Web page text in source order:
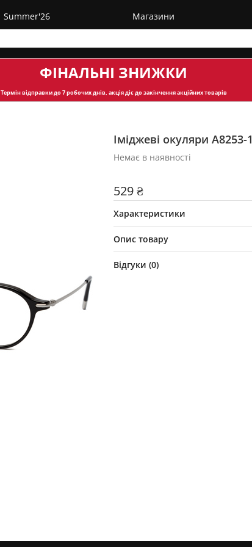
Summer'26 Магазини
ФІНАЛЬНІ ЗНИЖКИ
Термін відправкидо 7 робочих днів, акція діє до закінчення акційних товарів
Іміджеві окуляри А8253-1
Немає в наявності
529 ₴
Характеристики
Опис товару
Відгуки (0)